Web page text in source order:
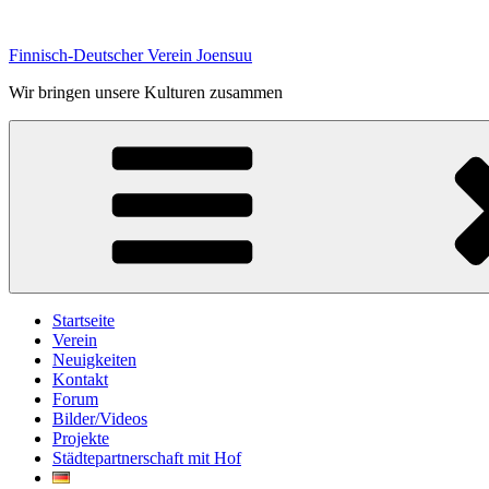
springen
Finnisch-Deutscher Verein Joensuu
Wir bringen unsere Kulturen zusammen
Startseite
Verein
Neuigkeiten
Kontakt
Forum
Bilder/Videos
Projekte
Städtepartnerschaft mit Hof